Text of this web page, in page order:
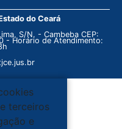
do Ceará
S/N. - Cambeba CEP:
- Horário de Atendimento:
terceiros
e